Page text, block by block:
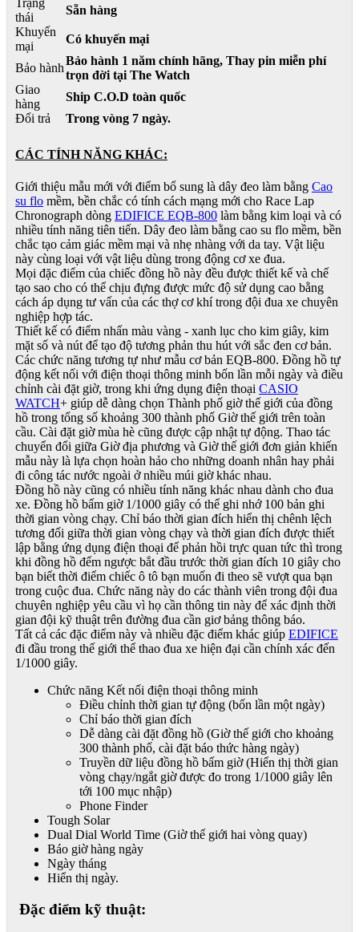
Trạng
thái
Sẵn hàng
Khuyến
mại
Có khuyến mại
Bảo hành
Bảo hành 1 năm chính hãng, Thay pin miễn phí
trọn đời tại The Watch
Giao
hàng
Ship C.O.D toàn quốc
Đổi trả
Trong vòng 7 ngày.
CÁC TÍNH NĂNG KHÁC:
Giới thiệu mẫu mới với điểm bổ sung là dây đeo làm bằng Cao
su flo mềm, bền chắc có tính cách mạng mới cho Race Lap
Chronograph dòng EDIFICE EQB-800 làm bằng kim loại và có
nhiều tính năng tiên tiến. Dây đeo làm bằng cao su flo mềm, bền
chắc tạo cảm giác mềm mại và nhẹ nhàng với da tay. Vật liệu
này cùng loại với vật liệu dùng trong động cơ xe đua.
Mọi đặc điểm của chiếc đồng hồ này đều được thiết kế và chế
tạo sao cho có thể chịu đựng được mức độ sử dụng cao bằng
cách áp dụng tư vấn của các thợ cơ khí trong đội đua xe chuyên
nghiệp hợp tác.
Thiết kế có điểm nhấn màu vàng - xanh lục cho kim giây, kim
mặt số và nút để tạo độ tương phản thu hút với sắc đen cơ bản.
Các chức năng tương tự như mẫu cơ bản EQB-800. Đồng hồ tự
động kết nối với điện thoại thông minh bốn lần mỗi ngày và điều
chỉnh cài đặt giờ, trong khi ứng dụng điện thoại CASIO
WATCH+ giúp dễ dàng chọn Thành phố giờ thế giới của đồng
hồ trong tổng số khoảng 300 thành phố Giờ thế giới trên toàn
cầu. Cài đặt giờ mùa hè cũng được cập nhật tự động. Thao tác
chuyển đổi giữa Giờ địa phương và Giờ thế giới đơn giản khiến
mẫu này là lựa chọn hoàn hảo cho những doanh nhân hay phải
đi công tác nước ngoài ở nhiều múi giờ khác nhau.
Đồng hồ này cũng có nhiều tính năng khác nhau dành cho đua
xe. Đồng hồ bấm giờ 1/1000 giây có thể ghi nhớ 100 bản ghi
thời gian vòng chạy. Chỉ báo thời gian đích hiển thị chênh lệch
tương đối giữa thời gian vòng chạy và thời gian đích được thiết
lập bằng ứng dụng điện thoại để phản hồi trực quan tức thì trong
khi đồng hồ đếm ngược bắt đầu trước thời gian đích 10 giây cho
bạn biết thời điểm chiếc ô tô bạn muốn đi theo sẽ vượt qua bạn
trong cuộc đua. Chức năng này do các thành viên trong đội đua
chuyên nghiệp yêu cầu vì họ cần thông tin này để xác định thời
gian đội kỹ thuật trên đường đua cần giơ bảng thông báo.
Tất cả các đặc điểm này và nhiều đặc điểm khác giúp EDIFICE
đi đầu trong thế giới thể thao đua xe hiện đại cần chính xác đến
1/1000 giây.
Chức năng Kết nối điện thoại thông minh
Điều chỉnh thời gian tự động (bốn lần một ngày)
Chỉ báo thời gian đích
Dễ dàng cài đặt đồng hồ (Giờ thế giới cho khoảng
300 thành phố, cài đặt báo thức hàng ngày)
Truyền dữ liệu đồng hồ bấm giờ (Hiển thị thời gian
vòng chạy/ngắt giờ được đo trong 1/1000 giây lên
tới 100 mục nhập)
Phone Finder
Tough Solar
Dual Dial World Time (Giờ thế giới hai vòng quay)
Báo giờ hàng ngày
Ngày tháng
Hiển thị ngày.
Đặc điểm kỹ thuật: